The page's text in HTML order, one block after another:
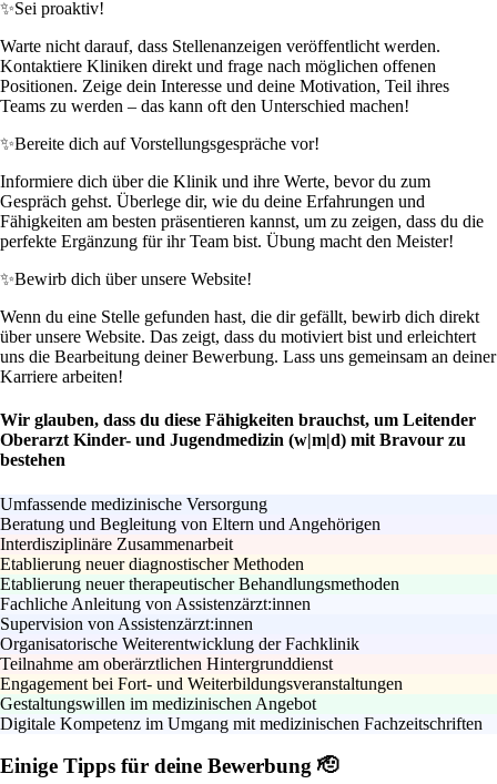
✨Sei proaktiv!
Warte nicht darauf, dass Stellenanzeigen veröffentlicht werden.
Kontaktiere Kliniken direkt und frage nach möglichen offenen
Positionen. Zeige dein Interesse und deine Motivation, Teil ihres
Teams zu werden – das kann oft den Unterschied machen!
✨Bereite dich auf Vorstellungsgespräche vor!
Informiere dich über die Klinik und ihre Werte, bevor du zum
Gespräch gehst. Überlege dir, wie du deine Erfahrungen und
Fähigkeiten am besten präsentieren kannst, um zu zeigen, dass du die
perfekte Ergänzung für ihr Team bist. Übung macht den Meister!
✨Bewirb dich über unsere Website!
Wenn du eine Stelle gefunden hast, die dir gefällt, bewirb dich direkt
über unsere Website. Das zeigt, dass du motiviert bist und erleichtert
uns die Bearbeitung deiner Bewerbung. Lass uns gemeinsam an deiner
Karriere arbeiten!
Wir glauben, dass du diese Fähigkeiten brauchst, um Leitender
Oberarzt Kinder- und Jugendmedizin (w|m|d) mit Bravour zu
bestehen
Umfassende medizinische Versorgung
Beratung und Begleitung von Eltern und Angehörigen
Interdisziplinäre Zusammenarbeit
Etablierung neuer diagnostischer Methoden
Etablierung neuer therapeutischer Behandlungsmethoden
Fachliche Anleitung von Assistenzärzt:innen
Supervision von Assistenzärzt:innen
Organisatorische Weiterentwicklung der Fachklinik
Teilnahme am oberärztlichen Hintergrunddienst
Engagement bei Fort- und Weiterbildungsveranstaltungen
Gestaltungswillen im medizinischen Angebot
Digitale Kompetenz im Umgang mit medizinischen Fachzeitschriften
Einige Tipps für deine Bewerbung 🫡